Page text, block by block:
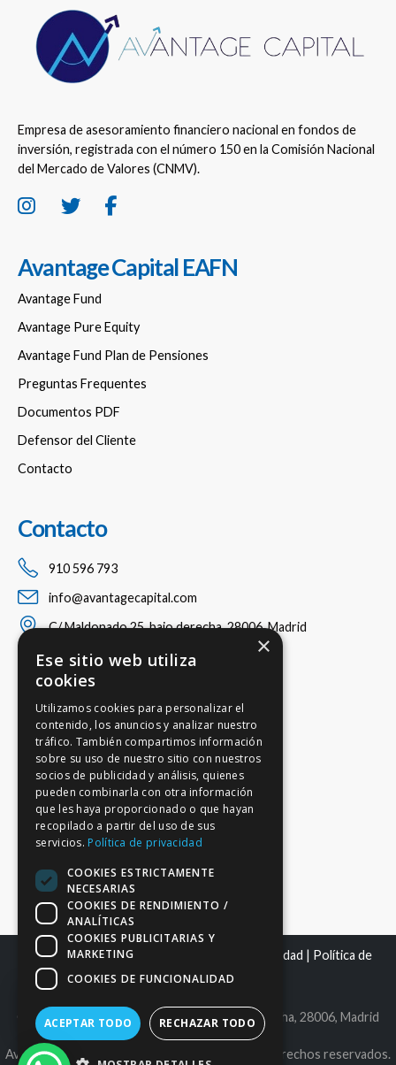
Empresa de asesoramiento financiero nacional en fondos de
inversión, registrada con el número 150 en la Comisión Nacional
del Mercado de Valores (CNMV).
Avantage Capital EAFN
Avantage Fund
Avantage Pure Equity
Avantage Fund Plan de Pensiones
Preguntas Frequentes
Documentos PDF
Defensor del Cliente
Contacto
Contacto
910 596 793
info@avantagecapital.com
C/ Maldonado 25, bajo derecha, 28006, Madrid
Mapa del sitio|Aviso Legal Política de Privacidad | Política de
Cookies
C.I.F. B86980612 | C/ Maldonado 25, bajo derecha, 28006, Madrid
Avantage Capital EAFN, S.L. © 2026. Todos los derechos reservados.
×
Ese sitio web utiliza
cookies
Utilizamos cookies para personalizar el
contenido, los anuncios y analizar nuestro
tráfico. También compartimos información
sobre su uso de nuestro sitio con nuestros
socios de publicidad y análisis, quienes
pueden combinarla con otra información
que les haya proporcionado o que hayan
recopilado a partir del uso de sus
servicios. Política de privacidad
COOKIES ESTRICTAMENTE
NECESARIAS
COOKIES DE RENDIMIENTO /
ANALÍTICAS
COOKIES PUBLICITARIAS Y
MARKETING
COOKIES DE FUNCIONALIDAD
ACEPTAR TODO RECHAZAR TODO